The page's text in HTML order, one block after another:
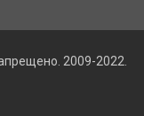
2009-2022.